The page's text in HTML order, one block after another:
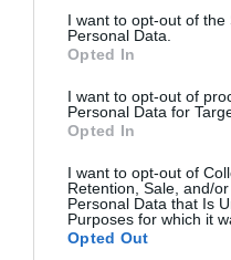
consent section.
I want to opt-out of the
Personal Data.
Opted In
I want to opt-out of
Personal Data for
Opted In
I want to opt-out of
Retention, Sale, and/
Personal Data that Is
Purposes for which it
Opted Out
05.08.2026 | 15:02
ΗΠΑ: Σε εξέλιξη
περιστατικό με το
Marine One που